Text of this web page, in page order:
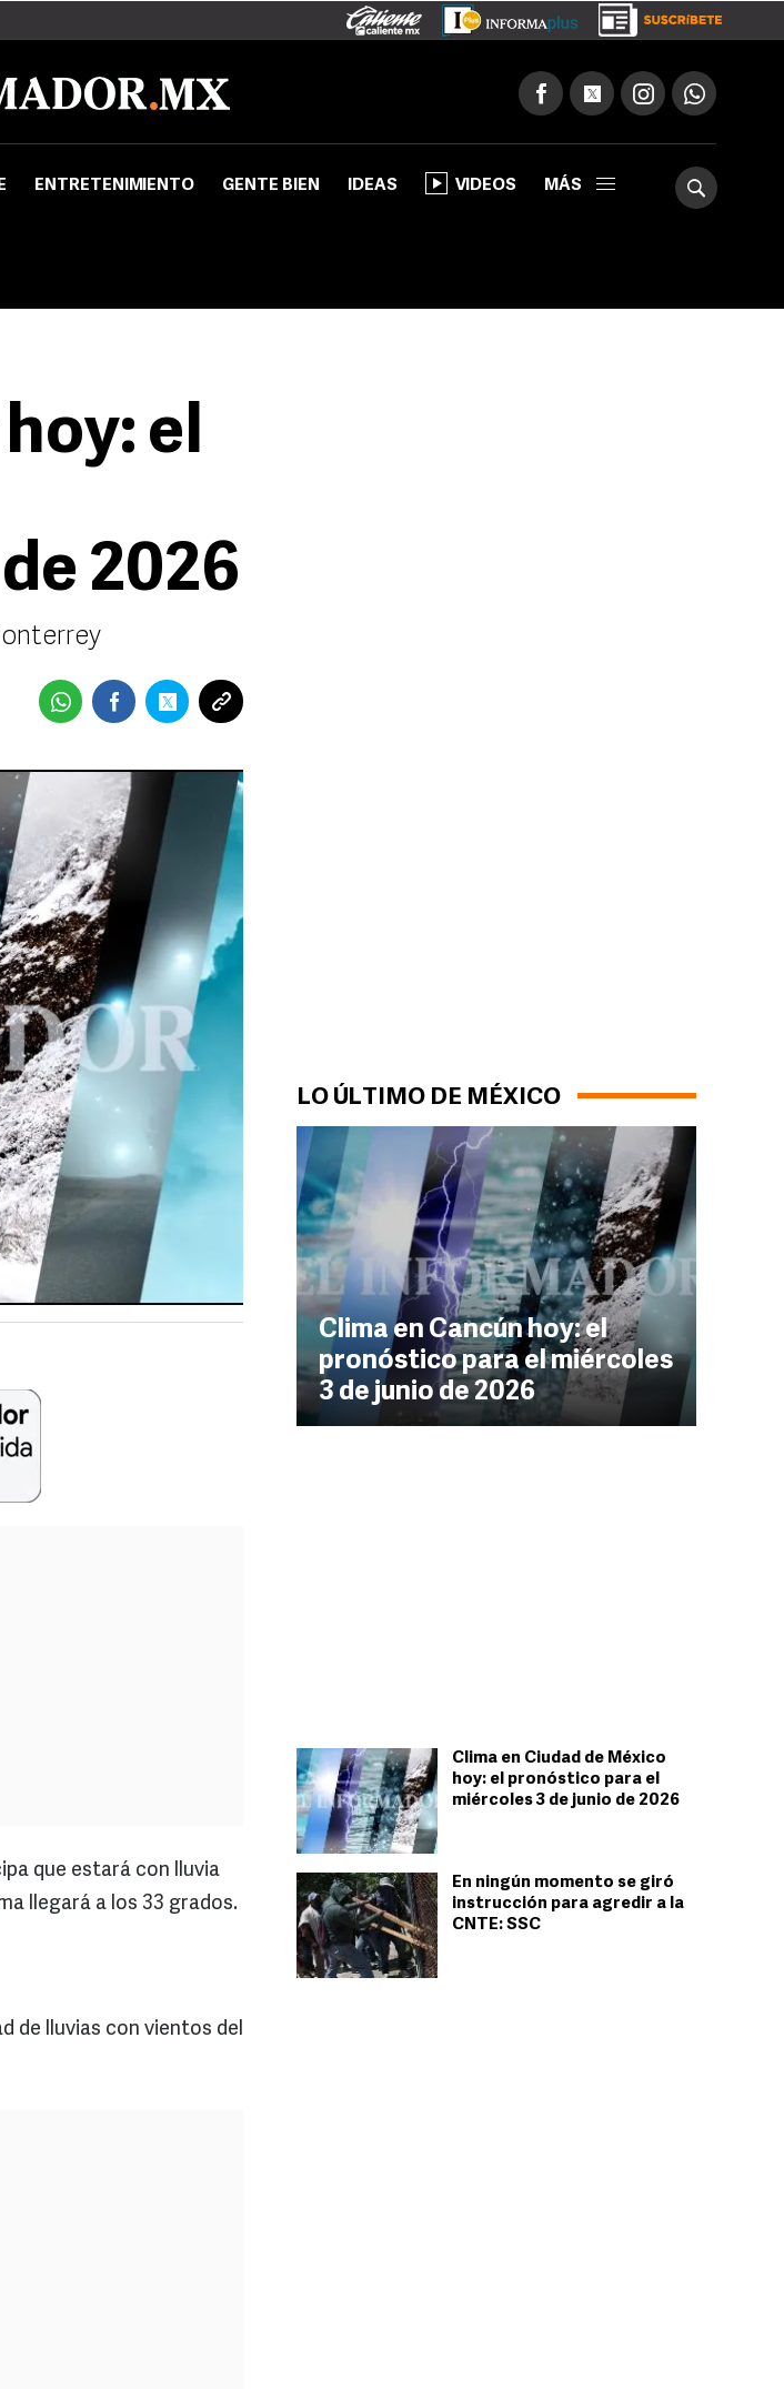
ENTRETENIMIENTO GENTE BIEN IDEAS VIDEOS MÁS
LO ÚLTIMO DE MÉXICO
Clima en Cancún hoy: el
pronóstico para el miércoles
3 de junio de 2026
Clima en Ciudad de México
hoy: el pronóstico para el
miércoles 3 de junio de 2026
En ningún momento se giró
instrucción para agredir a la
CNTE: SSC
el
2026
que estará con lluvia
llegará a los 33 grados.
de lluvias con vientos del